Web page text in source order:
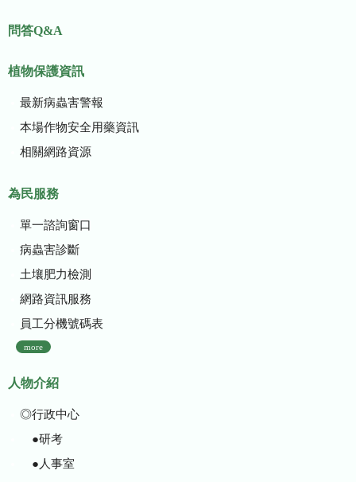
問答Q&A
植物保護資訊
最新病蟲害警報
本場作物安全用藥資訊
相關網路資源
為民服務
單一諮詢窗口
病蟲害診斷
土壤肥力檢測
網路資訊服務
員工分機號碼表
more
人物介紹
◎行政中心
●研考
●人事室